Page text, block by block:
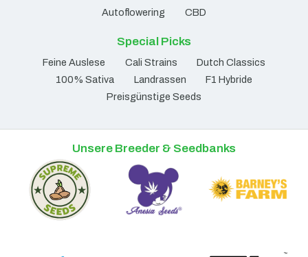
Autoflowering
CBD
Special Picks
Feine Auslese Cali Strains
Dutch Classics
100% Sativa
Landrassen
F1 Hybride
Preisgünstige Seeds
Unsere Breeder & Seedbanks